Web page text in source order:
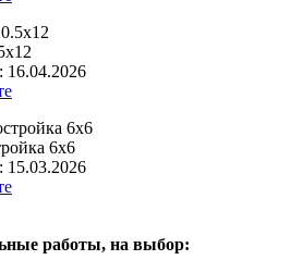
16.04.2026
6х6
15.03.2026
работы, на выбор: